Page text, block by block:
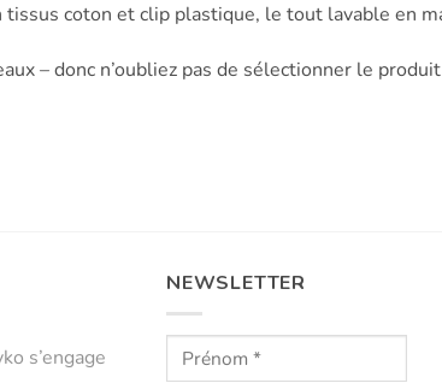
coton et clip plastique, le tout lavable en
– donc n’oubliez pas de sélectionner le produit
s’engage
NEWSLETTER